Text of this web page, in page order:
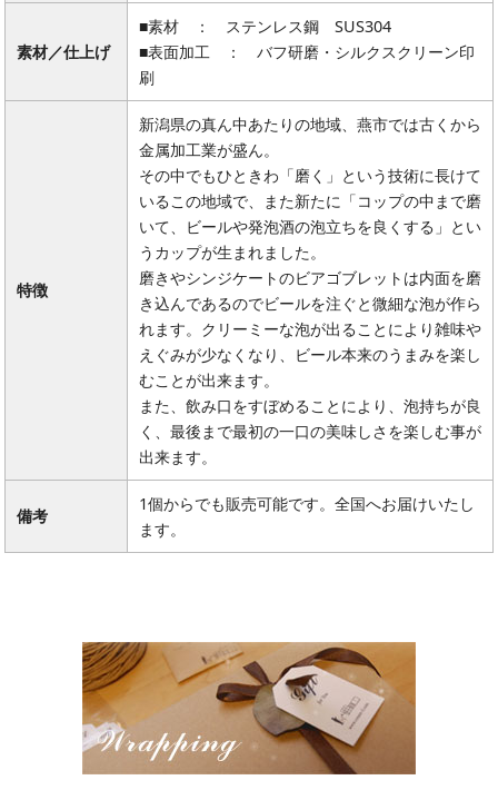
素材／仕上げ
■素材 ： ステンレス鋼 SUS304
■表面加工 ： バフ研磨・シルクスクリーン印
刷
特徴
新潟県の真ん中あたりの地域、燕市では古くから
金属加工業が盛ん。
その中でもひときわ「磨く」という技術に長けて
いるこの地域で、また新たに「コップの中まで磨
いて、ビールや発泡酒の泡立ちを良くする」とい
うカップが生まれました。
磨きやシンジケートのビアゴブレットは内面を磨
き込んであるのでビールを注ぐと微細な泡が作ら
れます。クリーミーな泡が出ることにより雑味や
えぐみが少なくなり、ビール本来のうまみを楽し
むことが出来ます。
また、飲み口をすぼめることにより、泡持ちが良
く、最後まで最初の一口の美味しさを楽しむ事が
出来ます。
備考
1個からでも販売可能です。全国へお届けいたし
ます。